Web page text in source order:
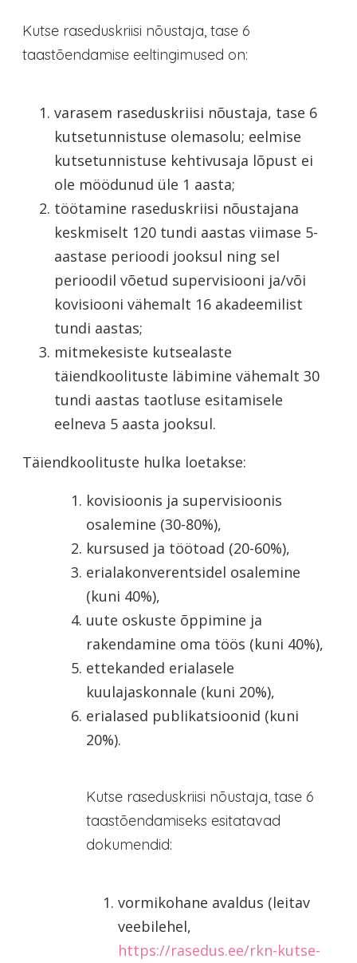
Kutse raseduskriisi nõustaja, tase 6
taastõendamise eeltingimused on:
varasem raseduskriisi nõustaja, tase 6
kutsetunnistuse olemasolu; eelmise
kutsetunnistuse kehtivusaja lõpust ei
ole möödunud üle 1 aasta;
töötamine raseduskriisi nõustajana
keskmiselt 120 tundi aastas viimase 5-
aastase perioodi jooksul ning sel
perioodil võetud supervisiooni ja/või
kovisiooni vähemalt 16 akadeemilist
tundi aastas;
mitmekesiste kutsealaste
täiendkoolituste läbimine vähemalt 30
tundi aastas taotluse esitamisele
eelneva 5 aasta jooksul.
Täiendkoolituste hulka loetakse:
kovisioonis ja supervisioonis
osalemine (30-80%),
kursused ja töötoad (20-60%),
erialakonverentsidel osalemine
(kuni 40%),
uute oskuste õppimine ja
rakendamine oma töös (kuni 40%),
ettekanded erialasele
kuulajaskonnale (kuni 20%),
erialased publikatsioonid (kuni
20%).
Kutse raseduskriisi nõustaja, tase 6
taastõendamiseks esitatavad
dokumendid:
vormikohane avaldus (leitav
veebilehel,
https://rasedus.ee/rkn-kutse-